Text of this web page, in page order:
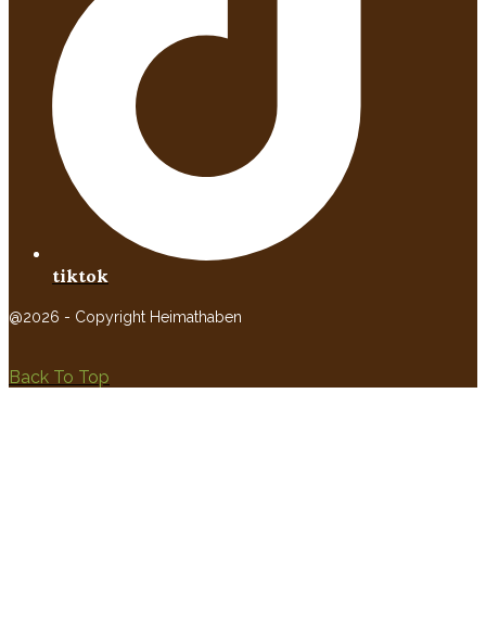
tiktok
@2026 - Copyright Heimathaben
Back To Top